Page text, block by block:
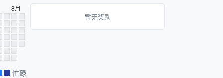
8月
忙碌
暂无奖励